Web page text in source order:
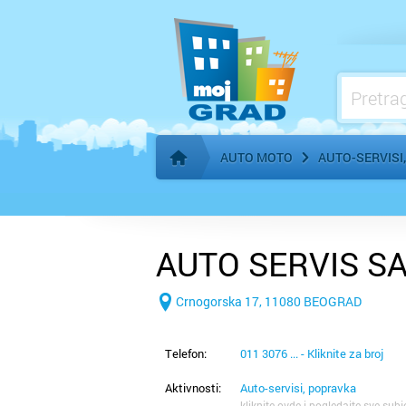
Početna stranica
AUTO MOTO AUTO-
AUTO SERVIS
Crnogorska 17, 11080 BEOGRAD
Telefon: 011 3076 ... - Kliknite za broj
Aktivnosti: Auto-servisi, popravka